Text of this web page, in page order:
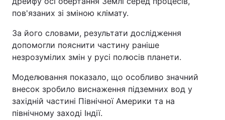
пов'язаних зі зміною клімату.
За його словами, результати дослідження
допомогли пояснити частину раніше
незрозумілих змін у русі полюсів планети.
Моделювання показало, що особливо значний
внесок зробило виснаження підземних вод у
західній частині Північної Америки та на
північному заході Індії.